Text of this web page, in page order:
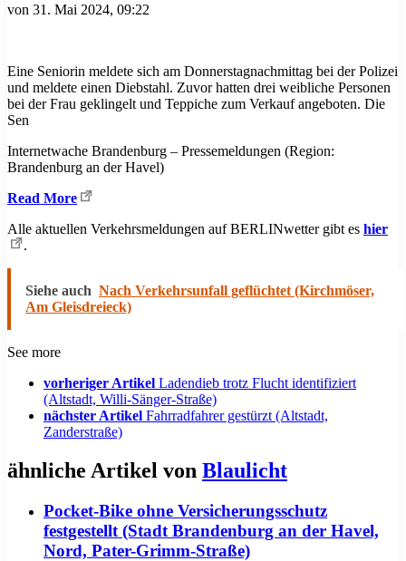
von 31. Mai 2024, 09:22
Eine Seniorin meldete sich am Donnerstagnachmittag bei der Polizei
und meldete einen Diebstahl. Zuvor hatten drei weibliche Personen
bei der Frau geklingelt und Teppiche zum Verkauf angeboten. Die
Sen
Internetwache Brandenburg – Pressemeldungen (Region:
Brandenburg an der Havel)
Read More
Alle aktuellen Verkehrsmeldungen auf BERLINwetter gibt es hier
.
Siehe auch Nach Verkehrsunfall geflüchtet (Kirchmöser,
Am Gleisdreieck)
See more
vorheriger Artikel Ladendieb trotz Flucht identifiziert
(Altstadt, Willi-Sänger-Straße)
nächster Artikel Fahrradfahrer gestürzt (Altstadt,
Zanderstraße)
ähnliche Artikel von Blaulicht
Pocket-Bike ohne Versicherungsschutz
festgestellt (Stadt Brandenburg an der Havel,
Nord, Pater-Grimm-Straße)